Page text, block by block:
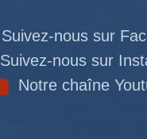
Suivez-nous sur
Suivez-nous sur
Notre chaîne